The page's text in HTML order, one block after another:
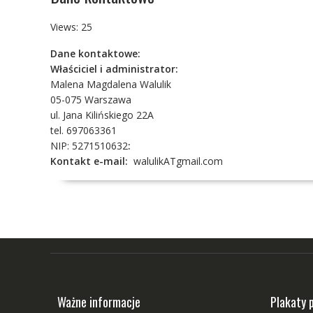
Views: 25
Dane kontaktowe:
Właściciel i administrator:
Malena Magdalena Walulik
05-075 Warszawa
ul. Jana Kilińskiego 22A
tel. 697063361
NIP: 5271510632:
Kontakt e-mail: walulikATgmail.com
Ważne informacje Plakaty